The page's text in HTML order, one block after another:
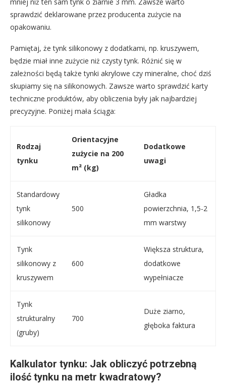
mniej niż ten sam tynk o ziarnie 3 mm. Zawsze warto
sprawdzić deklarowane przez producenta zużycie na
opakowaniu.
Pamiętaj, że tynk silikonowy z dodatkami, np. kruszywem,
będzie miał inne zużycie niż czysty tynk. Różnić się w
zależności będą także tynki akrylowe czy mineralne, choć dziś
skupiamy się na silikonowych. Zawsze warto sprawdzić karty
techniczne produktów, aby obliczenia były jak najbardziej
precyzyjne. Poniżej mała ściąga:
Rodzaj
tynku
Orientacyjne
zużycie na 200
m² (kg)
Dodatkowe
uwagi
Standardowy
tynk
silikonowy
500
Gładka
powierzchnia, 1,5-2
mm warstwy
Tynk
silikonowy z
kruszywem
600
Większa struktura,
dodatkowe
wypełniacze
Tynk
strukturalny
(gruby)
700
Duże ziarno,
głęboka faktura
Kalkulator tynku: Jak obliczyć potrzebną
ilość tynku na metr kwadratowy?